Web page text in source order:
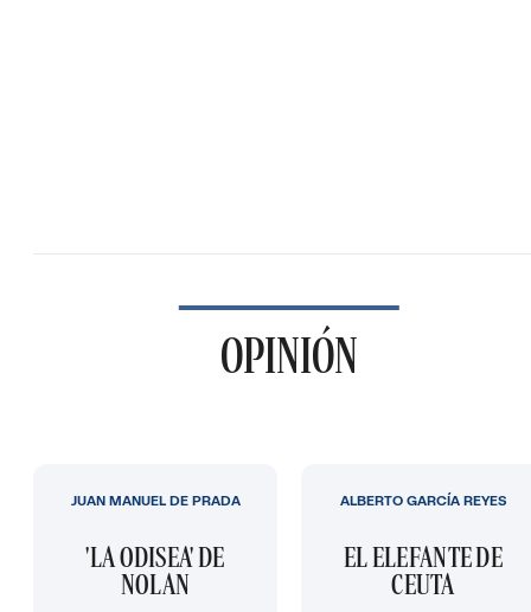
OPINIÓN
'LA ODISEA' DE
NOLAN
JUAN MANUEL DE PRADA
EL ELEFANTE DE
CEUTA
ALBERTO GARCÍA REYES